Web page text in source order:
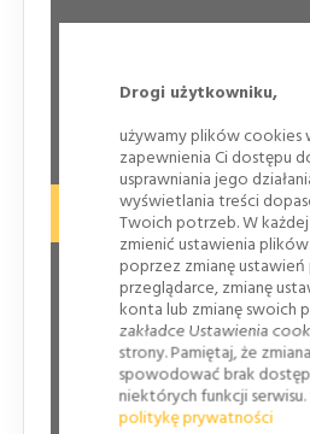
Drogi użytkowniku,
używamy plików cookies
zapewnienia Ci dostępu
usprawniania jego
wyświetlania treści
Twoich potrzeb. W
zmienić ustawienia
poprzez zmianę
przeglądarce, zmianę
konta lub zmianę swoich
zakładce Ustawienia
strony. Pamiętaj, że
spowodować brak
niektórych funkcji serwisu.
politykę prywatności
Na drogach
Jako drogowskazy
powiatowych
Znaki ŚREDNIE
Na jedno-jezdniowych
wojewódzkich
Przy łącznicach dróg
Na drogach
drogowskazowych